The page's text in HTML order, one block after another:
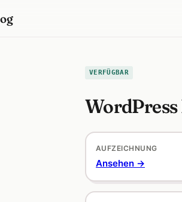
VERFÜGBAR
AUFZEICHNUNG
Ansehen →